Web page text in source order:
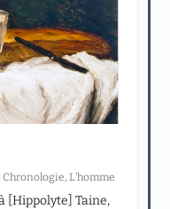
|Chronologie L’homme
[Hippolyte] Taine,